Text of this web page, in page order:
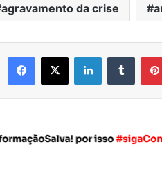
agravamento da crise